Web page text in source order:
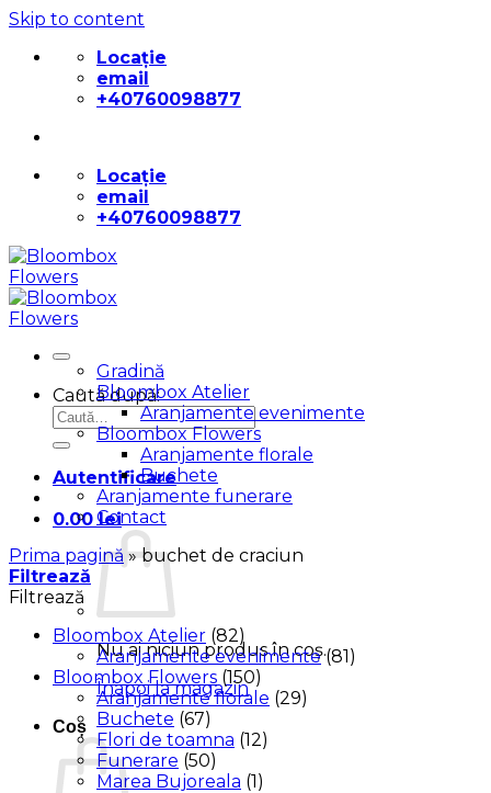
Skip to content
Locație
email
+40760098877
Locație
email
+40760098877
Caută după:
Autentificare
0.00lei
Nu ai niciun produs în coș.
Înapoi la magazin
Coș
Gradină
Bloombox Atelier
Aranjamente evenimente
Bloombox Flowers
Aranjamente florale
Buchete
Aranjamente funerare
Contact
Prima pagină » buchet de craciun
Filtrează
Filtrează
Bloombox Atelier (82)
Aranjamente evenimente (81)
Bloombox Flowers (150)
Aranjamente florale (29)
Buchete (67)
Flori de toamna (12)
Funerare (50)
Marea Bujoreala (1)